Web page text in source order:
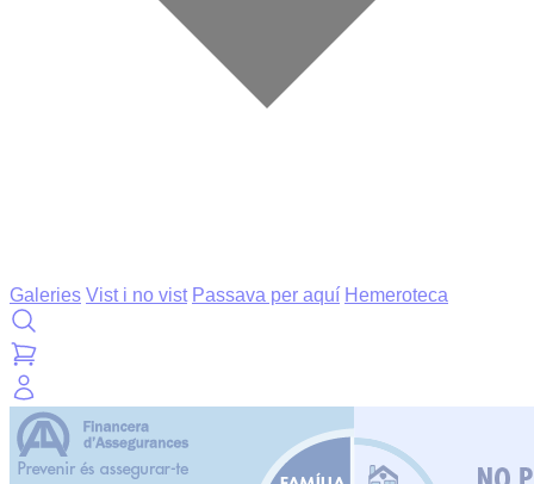
Galeries Vist i no vist Passava per aquí Hemeroteca